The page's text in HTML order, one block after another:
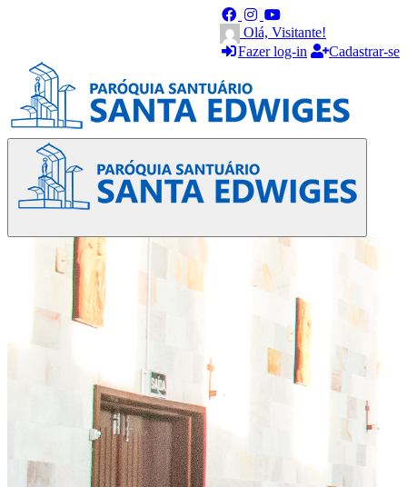
Olá, Visitante!
Fazer log-in
Cadastrar-se